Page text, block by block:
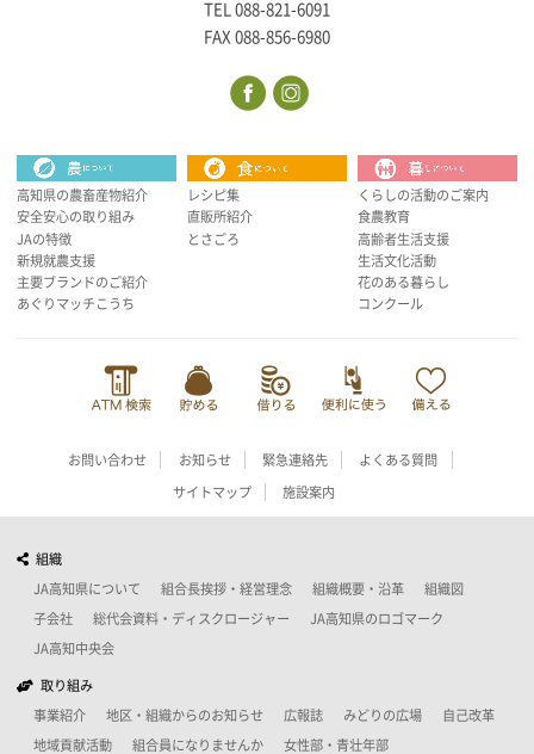
TEL 088-821-6091
FAX 088-856-6980
高知県の農畜産物紹介
安全安心の取り組み
JAの特徴
新規就農支援
主要ブランドのご紹介
あぐりマッチこうち
レシピ集
直販所紹介
とさごろ
くらしの活動のご案内
食農教育
高齢者生活支援
生活文化活動
花のある暮らし
コンクール
お問い合わせ お知らせ 緊急連絡先 よくある質問
サイトマップ 施設案内
組織
JA高知県について 組合長挨拶・経営理念 組織概要・沿革 組織図
子会社 総代会資料・ディスクロージャー JA高知県のロゴマーク
JA高知中央会
取り組み
事業紹介 地区・組織からのお知らせ 広報誌 みどりの広場 自己改革
地域貢献活動 組合員になりませんか 女性部・青壮年部